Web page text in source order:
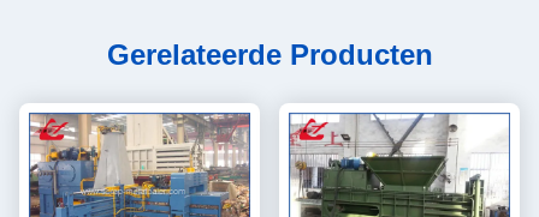
Gerelateerde Producten